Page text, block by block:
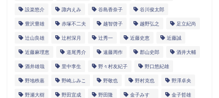
設楽悠介 諏内えみ 谷島香奈子 谷川俊太郎
豊沢豊雄 赤塚不二夫 越智啓子 越野弘之 足立紀尚
辻山良雄 辻村深月 辻秀一 近藤史恵 近藤誠
近藤麻理恵 道尾秀介 遠藤周作 郡山史郎 酒井大輔
酒井雄哉 里中李生 野々村友紀子 野口悠紀雄
野地秩嘉 野崎ふみこ 野敬也 野村克也 野澤卓央
野瀬大樹 野田宜成 野田隆 金子みすゞ 金子哲雄